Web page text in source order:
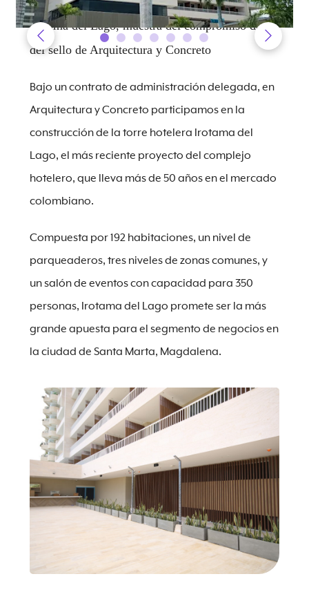
Irotama del Lago, muestra del compromiso detrás
del sello de Arquitectura y Concreto
Bajo un contrato de administración delegada, en
Arquitectura y Concreto participamos en la
construcción de la torre hotelera Irotama del
Lago, el más reciente proyecto del complejo
hotelero, que lleva más de 50 años en el mercado
colombiano.
Compuesta por 192 habitaciones, un nivel de
parqueaderos, tres niveles de zonas comunes, y
un salón de eventos con capacidad para 350
personas, Irotama del Lago promete ser la más
grande apuesta para el segmento de negocios en
la ciudad de Santa Marta, Magdalena.